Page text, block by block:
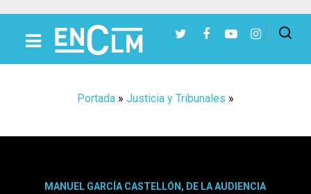
Portada » Justicia y Tribunales »
MANUEL GARCÍA CASTELLÓN, DE LA AUDIENCIA